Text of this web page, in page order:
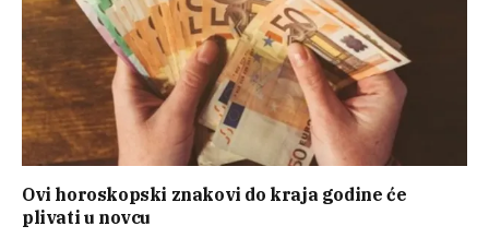
Ovi horoskopski znakovi do kraja godine će
plivati u novcu